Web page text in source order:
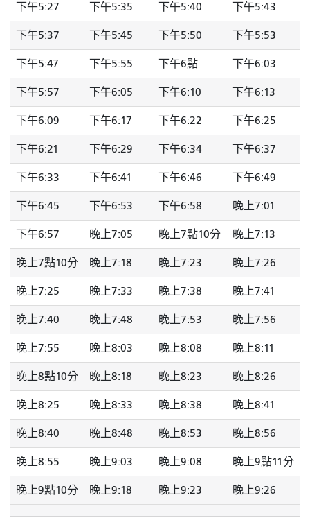
下午5:27 下午5:35 下午5:40 下午5:43
下午5:37 下午5:45 下午5:50 下午5:53
下午5:47 下午5:55 下午6點 下午6:03
下午5:57 下午6:05 下午6:10 下午6:13
下午6:09 下午6:17 下午6:22 下午6:25
下午6:21 下午6:29 下午6:34 下午6:37
下午6:33 下午6:41 下午6:46 下午6:49
下午6:45 下午6:53 下午6:58 晚上7:01
下午6:57 晚上7:05 晚上7點10分 晚上7:13
晚上7點10分 晚上7:18 晚上7:23 晚上7:26
晚上7:25 晚上7:33 晚上7:38 晚上7:41
晚上7:40 晚上7:48 晚上7:53 晚上7:56
晚上7:55 晚上8:03 晚上8:08 晚上8:11
晚上8點10分 晚上8:18 晚上8:23 晚上8:26
晚上8:25 晚上8:33 晚上8:38 晚上8:41
晚上8:40 晚上8:48 晚上8:53 晚上8:56
晚上8:55 晚上9:03 晚上9:08 晚上9點11分
晚上9點10分 晚上9:18 晚上9:23 晚上9:26